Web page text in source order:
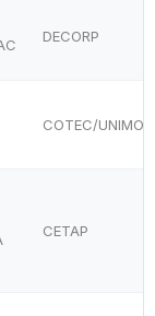
DECORP
COTEC/
CETAP